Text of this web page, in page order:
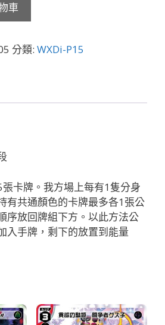
車
分類: WXDi-P15
卡牌。我方場上每有1隻分身
有共通顏色的卡牌最多各1張公
序放回牌組下方。以此方法公
入手牌，剩下的放置到能量